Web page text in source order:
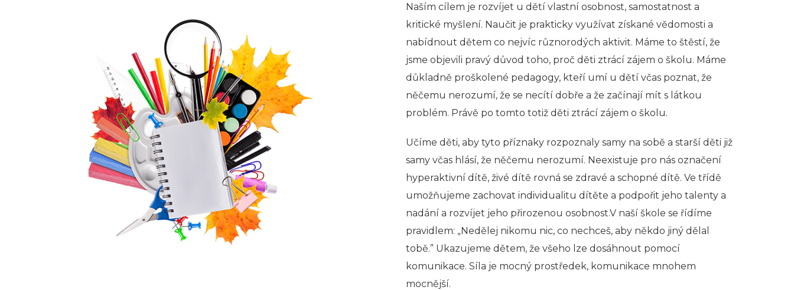
Naším cílem je rozvíjet u dětí vlastní osobnost, samostatnost a
kritické myšlení. Naučit je prakticky využívat získané vědomosti a
nabídnout dětem co nejvíc různorodých aktivit. Máme to štěstí, že
jsme objevili pravý důvod toho, proč děti ztrácí zájem o školu. Máme
důkladně proškolené pedagogy, kteří umí u dětí včas poznat, že
něčemu nerozumí, že se necítí dobře a že začínají mít s látkou
problém. Právě po tomto totiž děti ztrácí zájem o školu.
Učíme děti, aby tyto příznaky rozpoznaly samy na sobě a starší děti již
samy včas hlásí, že něčemu nerozumí. Neexistuje pro nás označení
hyperaktivní dítě, živé dítě rovná se zdravé a schopné dítě. Ve třídě
umožňujeme zachovat individualitu dítěte a podpořit jeho talenty a
nadání a rozvíjet jeho přirozenou osobnost.V naší škole se řídíme
pravidlem: „Nedělej nikomu nic, co nechceš, aby někdo jiný dělal
tobě.” Ukazujeme dětem, že všeho lze dosáhnout pomocí
komunikace. Síla je mocný prostředek, komunikace mnohem
mocnější.